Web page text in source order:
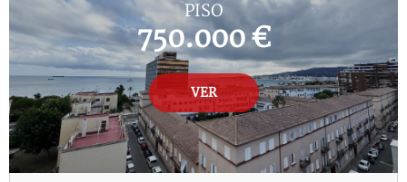
PISO
750.000 €
VER